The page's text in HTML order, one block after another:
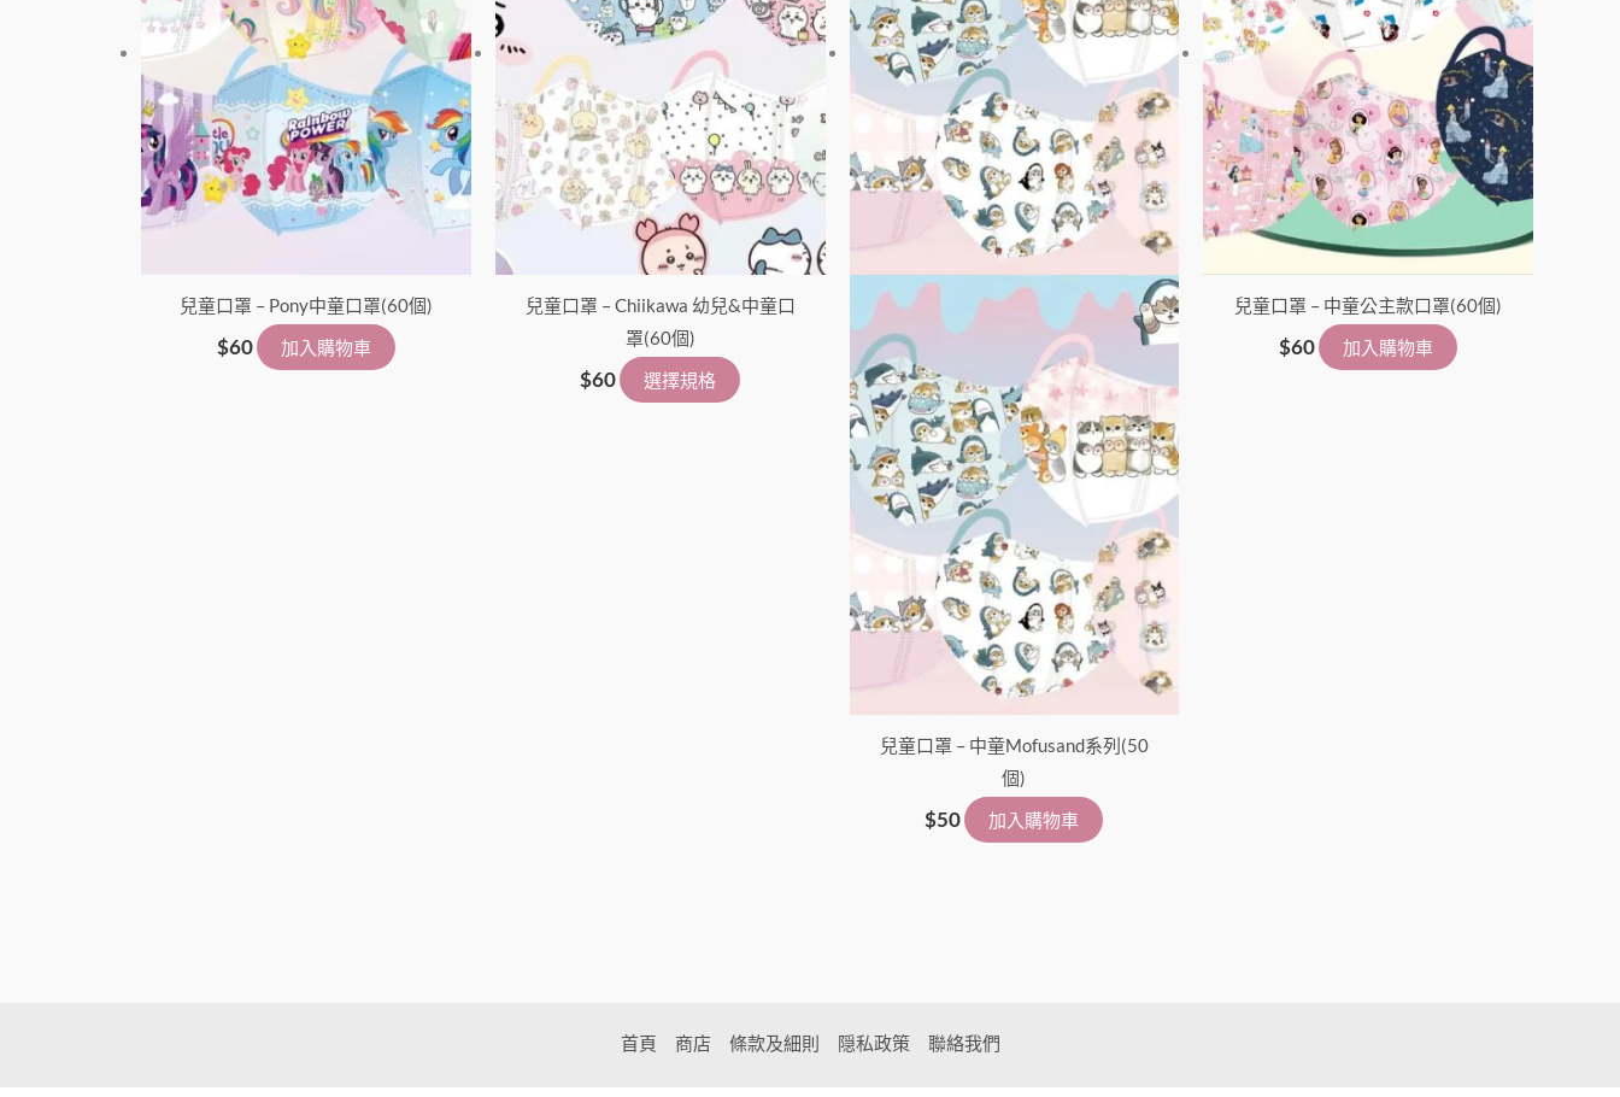
兒童口罩 – Pony中童口罩(60個)
$60 加入購物車
兒童口罩 – Chiikawa 幼兒&中童口
罩(60個)
$60 選擇規格
種
可
在
產
品
頁
面
選
選
兒童口罩 – 中童Mofusand系列(50
個)
$50 加入購物車
兒童口罩 – 中童公主款口罩(60個)
$60 加入購物車
首頁 商店 條款及細則 隠私政策 聯絡我們